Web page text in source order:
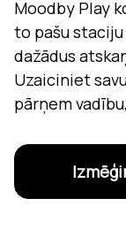
Moodby Play
to pašu staciju
dažādus
Uzaiciniet
pārņem